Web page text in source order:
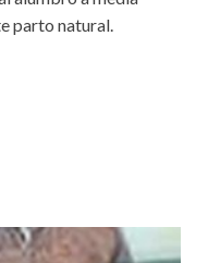
parto natural.